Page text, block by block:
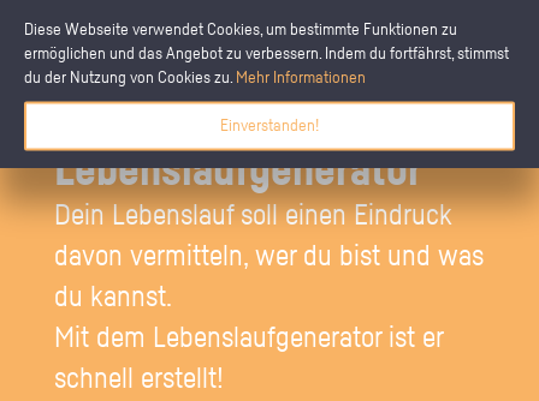
Diese Webseite verwendet Cookies, um bestimmte Funktionen zu
ermöglichen und das Angebot zu verbessern. Indem du fortfährst, stimmst
du der Nutzung von Cookies zu. Mehr Informationen
Einverstanden!
Lebenslaufgenerator
Dein Lebenslauf soll einen Eindruck
davon vermitteln, wer du bist und was
du kannst.
Mit dem Lebenslaufgenerator ist er
schnell erstellt!